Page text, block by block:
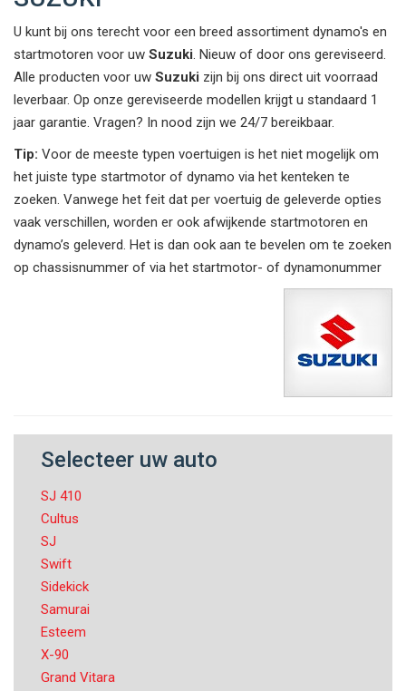
U kunt bij ons terecht voor een breed assortiment dynamo's en
startmotoren voor uw Suzuki. Nieuw of door ons gereviseerd.
Alle producten voor uw Suzuki zijn bij ons direct uit voorraad
leverbaar. Op onze gereviseerde modellen krijgt u standaard 1
jaar garantie. Vragen? In nood zijn we 24/7 bereikbaar.
Tip: Voor de meeste typen voertuigen is het niet mogelijk om
het juiste type startmotor of dynamo via het kenteken te
zoeken. Vanwege het feit dat per voertuig de geleverde opties
vaak verschillen, worden er ook afwijkende startmotoren en
dynamo’s geleverd. Het is dan ook aan te bevelen om te zoeken
op chassisnummer of via het startmotor- of dynamonummer
Selecteer uw auto
SJ 410
Cultus
SJ
Swift
Sidekick
Samurai
Esteem
X-90
Grand Vitara